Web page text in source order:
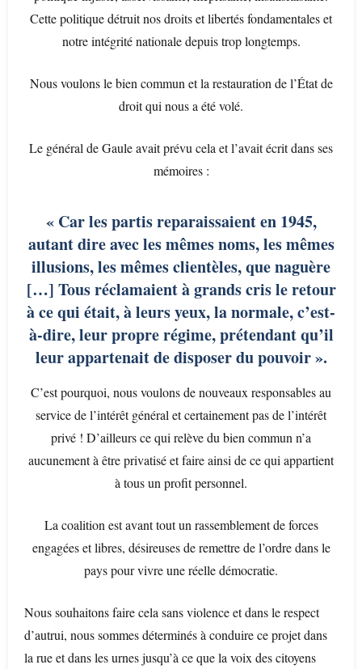
Cette politique détruit nos droits et libertés fondamentales et
notre intégrité nationale depuis trop longtemps.
Nous voulons le bien commun et la restauration de l’État de
droit qui nous a été volé.
Le général de Gaule avait prévu cela et l’avait écrit dans ses
mémoires :
« Car les partis reparaissaient en 1945,
autant dire avec les mêmes noms, les mêmes
illusions, les mêmes clientèles, que naguère
[…] Tous réclamaient à grands cris le retour
à ce qui était, à leurs yeux, la normale, c’est-
à-dire, leur propre régime, prétendant qu’il
leur appartenait de disposer du pouvoir ».
C’est pourquoi, nous voulons de nouveaux responsables au
service de l’intérêt général et certainement pas de l’intérêt
privé ! D’ailleurs ce qui relève du bien commun n’a
aucunement à être privatisé et faire ainsi de ce qui appartient
à tous un profit personnel.
La coalition est avant tout un rassemblement de forces
engagées et libres, désireuses de remettre de l’ordre dans le
pays pour vivre une réelle démocratie.
Nous souhaitons faire cela sans violence et dans le respect
d’autrui, nous sommes déterminés à conduire ce projet dans
la rue et dans les urnes jusqu’à ce que la voix des citoyens